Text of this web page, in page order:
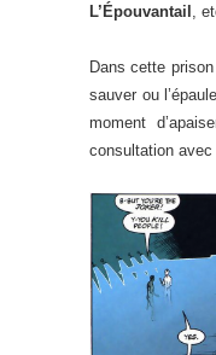
L’Épouvantail ,
Dans cette
sauver ou
moment
consultation avec